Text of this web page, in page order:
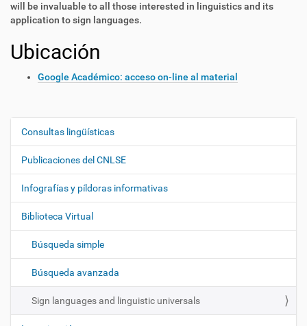
will be invaluable to all those interested in linguistics and its
application to sign languages.
Ubicación
Google Académico: acceso on-line al material
N
e
g
a
i
n
Consultas lingüísticas
Publicaciones del CNLSE
Infografías y píldoras informativas
Biblioteca Virtual
Búsqueda simple
Búsqueda avanzada
Sign languages and linguistic universals